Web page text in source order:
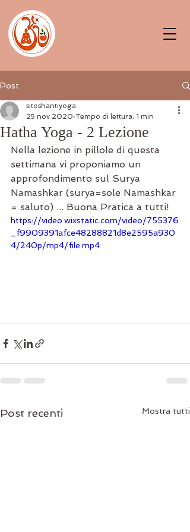
Post
Hatha Yoga - 2 Lezione
sitoshantiyoga
25 nov 2020 Tempo di lettura: 1 min
Nella lezione in pillole di questa
settimana vi proponiamo un
approfondimento sul Surya
Namashkar (surya=sole Namashkar
= saluto) ... Buona Pratica a tutti!
https://video.wixstatic.com/video/755376
_f9909391afce48288821d8e2595a930
4/240p/mp4/file.mp4
Post recenti Mostra tutti